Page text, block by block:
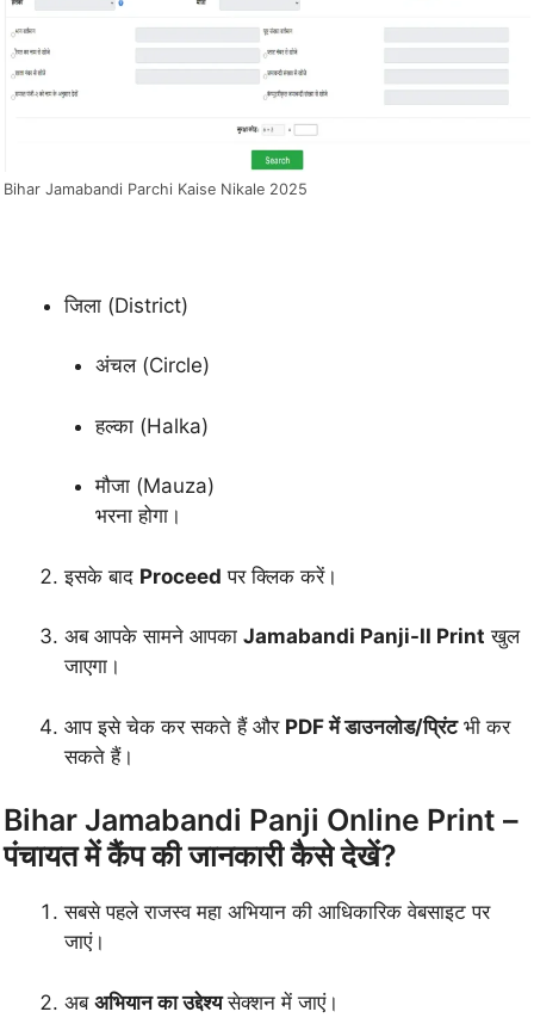
Bihar Jamabandi Parchi Kaise Nikale 2025
जिला (District)
अंचल (Circle)
हल्का (Halka)
मौजा (Mauza)
भरना होगा।
इसके बाद Proceed पर क्लिक करें।
अब आपके सामने आपका Jamabandi Panji-II Print खुल
जाएगा।
आप इसे चेक कर सकते हैं और PDF में डाउनलोड/प्रिंटभी कर
सकते हैं।
Bihar Jamabandi Panji Online Print –
पंचायत में कैंप की जानकारी कैसे देखें?
सबसे पहले राजस्व महा अभियान की आधिकारिक वेबसाइट पर
जाएं।
अब अभियान का उद्देश्यसेक्शन में जाएं।